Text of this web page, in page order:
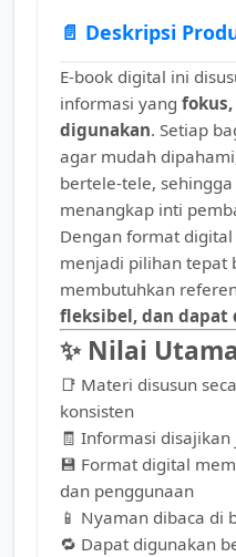
📄 Deskripsi
E-book digital ini
informasi yang
digunakan. Setiap
agar mudah
bertele-tele,
menangkap inti
Dengan format
menjadi pilihan tepat
membutuhkan
fleksibel, dan dapat
✨ Nilai
📑 Materi disusun
konsisten
🧾 Informasi
💾 Format digital
dan penggunaan
📱 Nyaman dibaca di
🔁 Dapat digunakan